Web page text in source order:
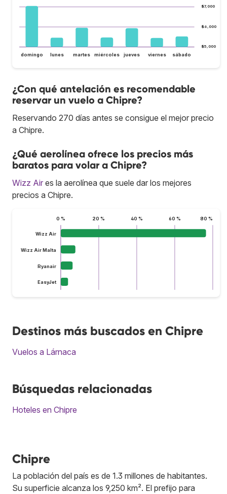
$5,000
$6,000
$7,000
domingo lunes martes miércoles jueves viernes sábado
¿Con qué antelación es recomendable
reservar un vuelo a Chipre?
Reservando 270 días antes se consigue el mejor precio
a Chipre.
¿Qué aerolínea ofrece los precios más
baratos para volar a Chipre?
Wizz Air es la aerolínea que suele dar los mejores
precios a Chipre.
0 % 20 % 40 % 60 % 80 %
Wizz Air
Wizz Air Malta
Ryanair
EasyJet
Destinos más buscados en Chipre
Vuelos a Lárnaca
Búsquedas relacionadas
Hoteles en Chipre
Chipre
La población del país es de 1.3 millones de habitantes.
Su superficie alcanza los 9,250 km². El prefijo para